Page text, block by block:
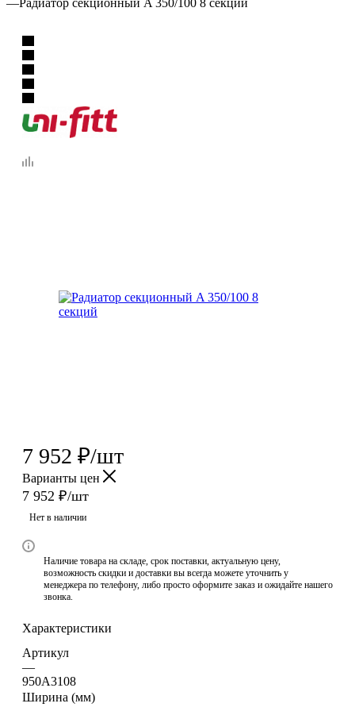
7 952 ₽/шт
Варианты цен
7 952 ₽/шт
Нет в наличии
Наличие товара на складе, срок поставки, актуальную цену,
возможность скидки и доставки вы всегда можете уточнить у
менеджера по телефону, либо просто оформите заказ и ожидайте нашего
звонка.
Характеристики
Артикул
—
950A3108
Ширина (мм)